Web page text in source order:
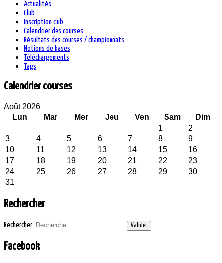
Actualités
Club
Inscription club
Calendrier des courses
Résultats des courses / championnats
Notions de bases
Téléchargements
Tags
Calendrier courses
Août 2026
Lun
Mar Mer Jeu Ven Sam
Dim
1
2
3
4 5 6 7 8
9
10
11 12 13 14 15
16
17
18 19 20 21 22
23
24
25 26 27 28 29
30
31
Rechercher
Rechercher Valider
Facebook